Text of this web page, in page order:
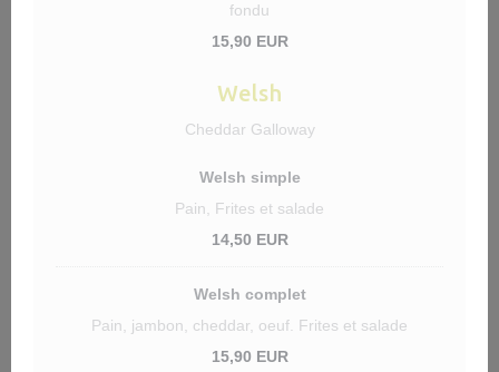
fondu
15,90 EUR
Welsh
Cheddar Galloway
Welsh simple
Pain, Frites et salade
14,50 EUR
Welsh complet
Pain, jambon, cheddar, oeuf. Frites et salade
15,90 EUR